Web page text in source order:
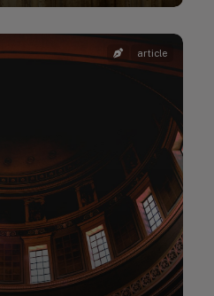
article